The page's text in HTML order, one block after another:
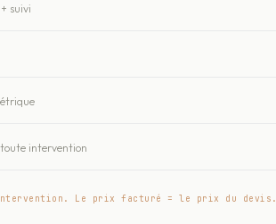
suivi
intervention
Le prix facturé = le prix du devis.